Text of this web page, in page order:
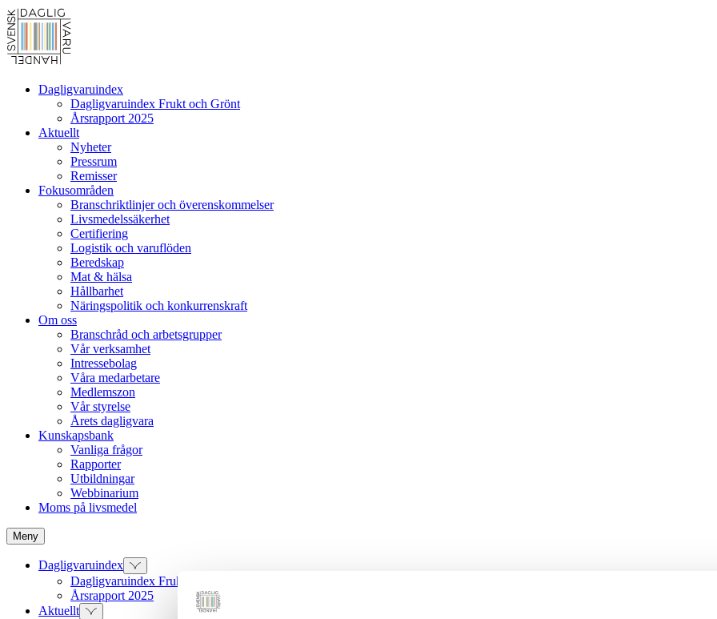
Dagligvaruindex
Dagligvaruindex Frukt och Grönt
Årsrapport 2025
Aktuellt
Nyheter
Pressrum
Remisser
Fokusområden
Branschriktlinjer och överenskommelser
Livsmedelssäkerhet
Certifiering
Logistik och varuflöden
Beredskap
Mat & hälsa
Hållbarhet
Näringspolitik och konkurrenskraft
Om oss
Branschråd och arbetsgrupper
Vår verksamhet
Intressebolag
Våra medarbetare
Medlemszon
Vår styrelse
Årets dagligvara
Kunskapsbank
Vanliga frågor
Rapporter
Utbildningar
Webbinarium
Moms på livsmedel
Meny
Dagligvaruindex
Dagligvaruindex Frukt och Grönt
Årsrapport 2025
Aktuellt